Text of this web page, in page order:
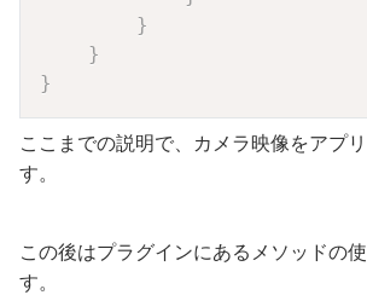
}
}
}
ここまでの説明で、カメラ映像をアプ
す。
この後はプラグインにあるメソッドの
す。